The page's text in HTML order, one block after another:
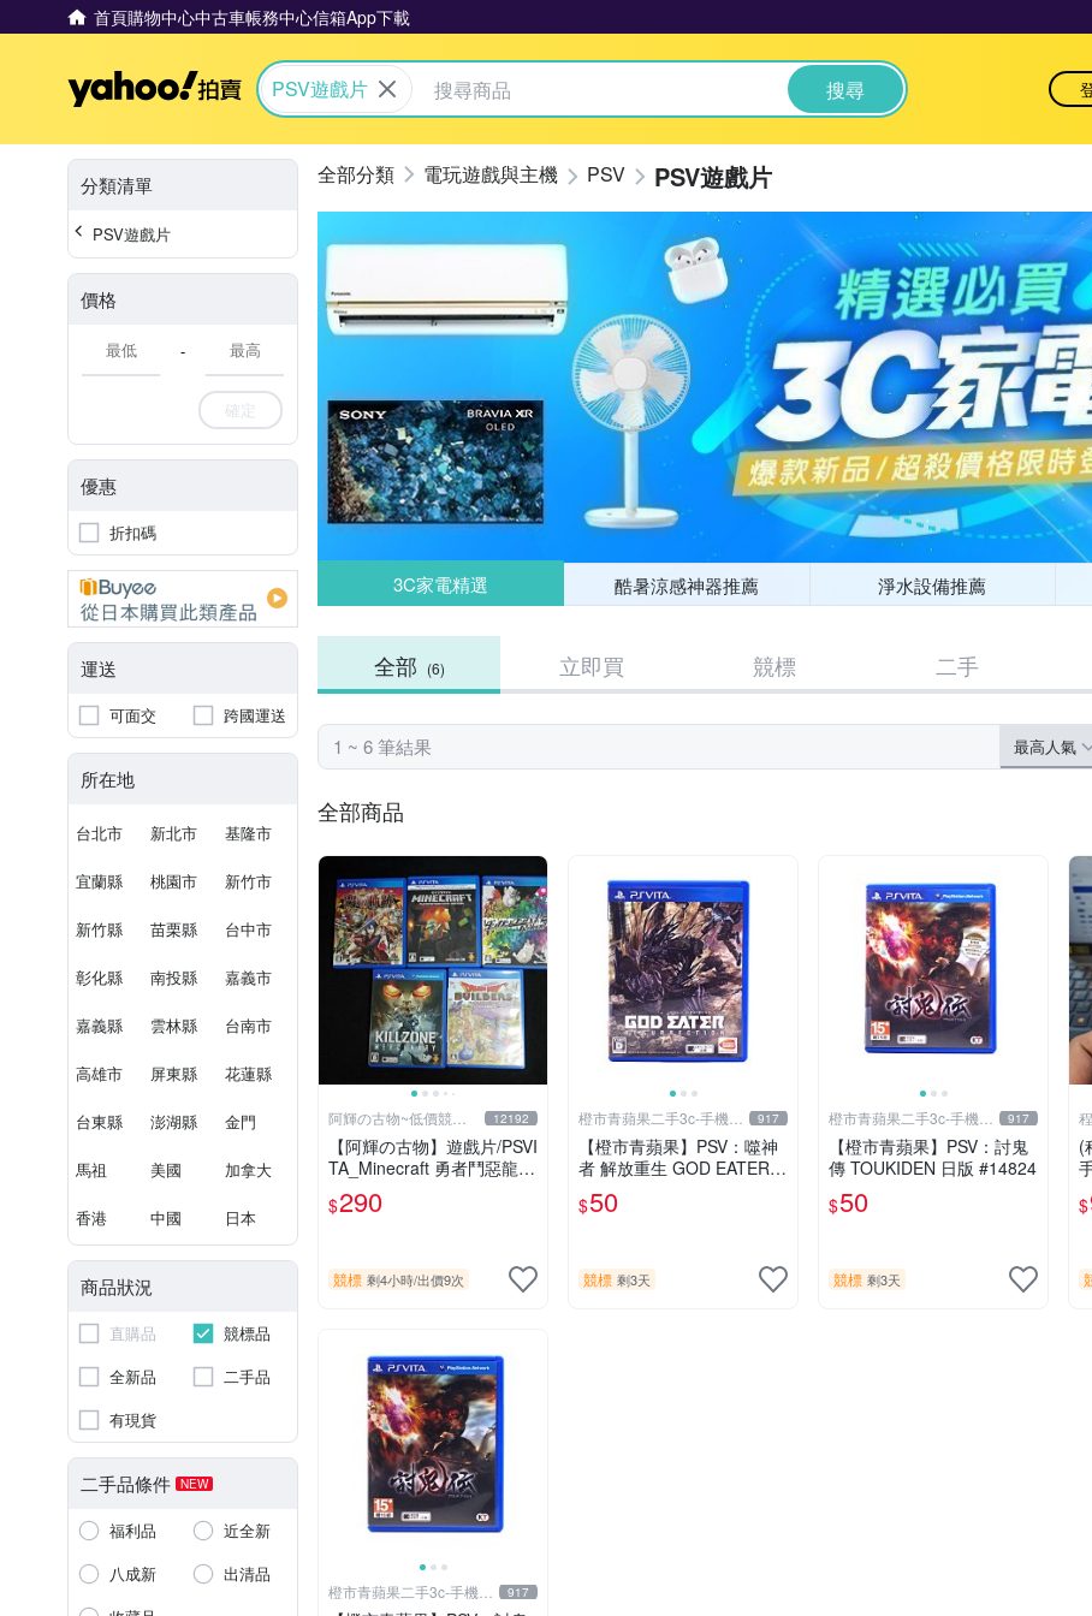
首頁購物中心中古車帳務中心信箱App下載
Yahoo拍賣
PSV遊戲片 搜尋
分類清單
PSV遊戲片
價格
-
確定
優惠
折扣碼
運送
可面交 跨國運送
所在地
台北市 新北市 基隆市
宜蘭縣 桃園市 新竹市
新竹縣 苗栗縣 台中市
彰化縣 南投縣 嘉義市
嘉義縣 雲林縣 台南市
高雄市 屏東縣 花蓮縣
台東縣 澎湖縣 金門
馬祖 美國 加拿大
香港 中國 日本
商品狀況
直購品
競標品
全新品
二手品
有現貨
二手品條件 NEW
福利品
近全新
八成新
出清品
電玩遊戲與主機 PSV PSV遊戲片
3C家電精選 酷暑涼感神器推薦 淨水設備推薦
全部 (6) 立即買 競標 二手
1 ~ 6 筆結果 最高人氣
全部商品
阿輝の古物~低價競標
五六日結標
12192
【阿輝の古物】遊戲片/PSVI
TA_Minecraft 勇者鬥惡龍
殺戮地帶 英雄傳說 槍彈辯
駁 一批合售_刮痕污漬_1元
$290
競標 剩4小時/出價9次
橙市青蘋果二手3c-手機/
相機
917
【橙市青蘋果】PSV：噬神
者 解放重生 GOD EATER R
ESURRECTION 日版 #194
91
$50
競標 剩3天
橙市青蘋果二手3c-手機/
相機
917
【橙市青蘋果】PSV：討鬼
傳 TOUKIDEN 日版 #14824
$50
競標 剩3天
(
A
$
橙市青蘋果二手3c-手機/
相機
917